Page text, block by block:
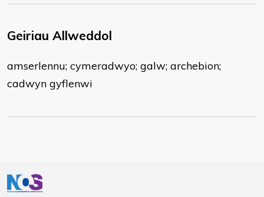
Geiriau Allweddol
amserlennu; cymeradwyo; galw; archebion;
cadwyn gyflenwi